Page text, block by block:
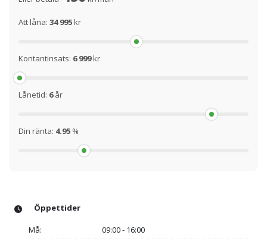
Att låna: 34 995kr
Kontantinsats: 6 999kr
Lånetid: 6år
Din ränta: 4.95 %
Öppettider
Må:
09:00 - 16:00